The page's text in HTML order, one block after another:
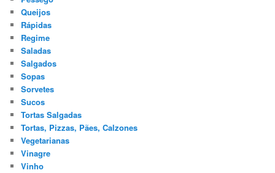
Queijos
Rápidas
Regime
Saladas
Salgados
Sopas
Sorvetes
Sucos
Tortas Salgadas
Tortas, Pizzas, Pães, Calzones
Vegetarianas
Vinagre
Vinho